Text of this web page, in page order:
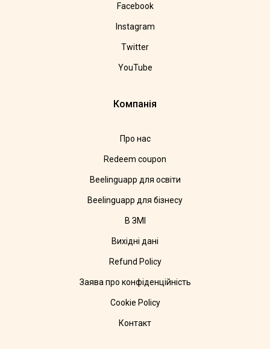
Facebook
Instagram
Twitter
YouTube
Компанія
Про нас
Redeem coupon
Beelinguapp для освіти
Beelinguapp для бізнесу
В ЗМІ
Вихідні дані
Refund Policy
Заява про конфіденційність
Cookie Policy
Контакт